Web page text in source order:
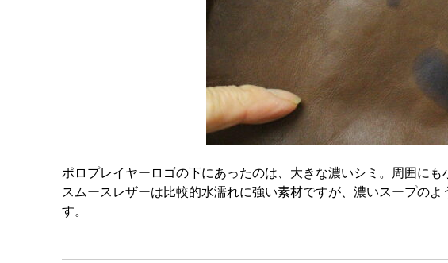
ポロプレイヤーロゴの下にあったのは、大きな濃いシミ。周囲にも
スムースレザーは比較的水濡れに強い素材ですが、濃いスープの
す。